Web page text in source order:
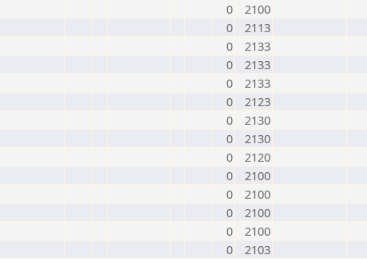
0
2100
0
2113
0
2133
0
2133
0
2133
0
2123
0
2130
0
2130
0
2120
0
2100
0
2100
0
2100
0
2100
0
2103